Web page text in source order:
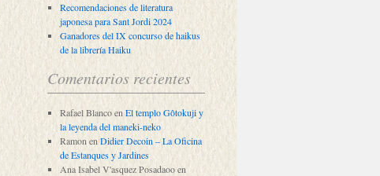
Recomendaciones de literatura
japonesa para Sant Jordi 2024
Ganadores del IX concurso de haikus
de la librería Haiku
Comentarios recientes
Rafael Blancoen El templo Gôtokuji y
la leyenda del maneki-neko
Ramonen Didier Decoin – La Oficina
de Estanques y Jardines
Ana Isabel V'asquez Posadaooen